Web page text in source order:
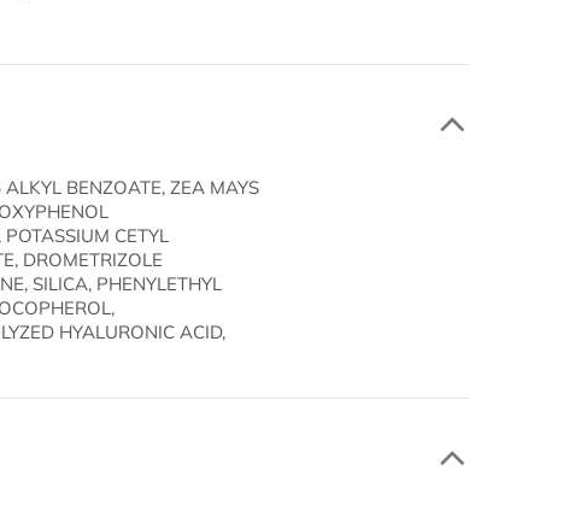
BENZOATE, ZEA MAYS
CETYL
DROMETRIZOLE
SILICA, PHENYLETHYL
HYALURONIC ACID,